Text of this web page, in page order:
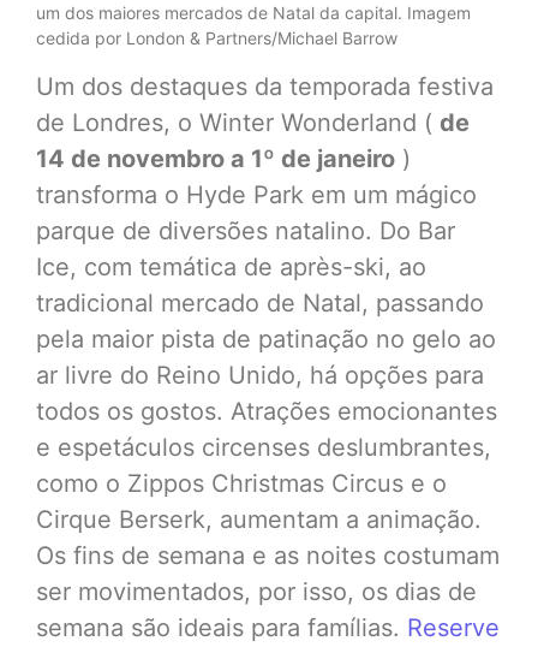
um dos maiores mercados de Natal da capital. Imagem
cedida por London & Partners/Michael Barrow
Um dos destaques da temporada festiva
de Londres, o Winter Wonderland ( de
14 de novembro a 1º de janeiro )
transforma o Hyde Park em um mágico
parque de diversões natalino. Do Bar
Ice, com temática de après-ski, ao
tradicional mercado de Natal, passando
pela maior pista de patinação no gelo ao
ar livre do Reino Unido, há opções para
todos os gostos. Atrações emocionantes
e espetáculos circenses deslumbrantes,
como o Zippos Christmas Circus e o
Cirque Berserk, aumentam a animação.
Os fins de semana e as noites costumam
ser movimentados, por isso, os dias de
semana são ideais para famílias. Reserve